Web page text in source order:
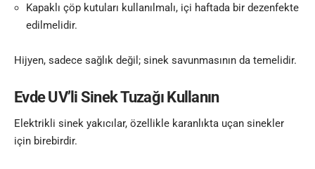
Kapaklı çöp kutuları kullanılmalı, içi haftada bir dezenfekte
edilmelidir.
Hijyen, sadece sağlık değil; sinek savunmasının da temelidir.
Evde UV’li Sinek Tuzağı Kullanın
Elektrikli sinek yakıcılar, özellikle karanlıkta uçan sinekler
için birebirdir.